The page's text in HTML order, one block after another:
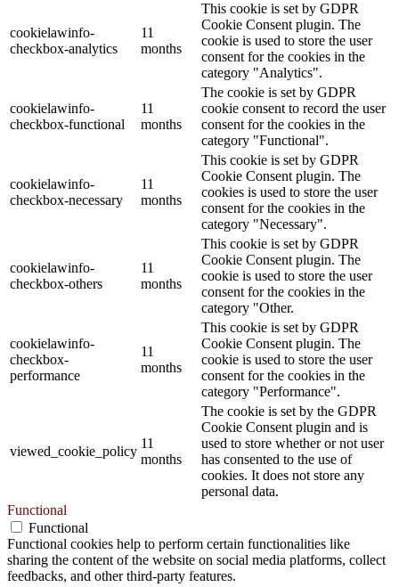
cookielawinfo-
checkbox-analytics
11
months
This cookie is set by GDPR
Cookie Consent plugin. The
cookie is used to store the user
consent for the cookies in the
category "Analytics".
cookielawinfo-
checkbox-functional
11
months
The cookie is set by GDPR
cookie consent to record the user
consent for the cookies in the
category "Functional".
cookielawinfo-
checkbox-necessary
11
months
This cookie is set by GDPR
Cookie Consent plugin. The
cookies is used to store the user
consent for the cookies in the
category "Necessary".
cookielawinfo-
checkbox-others
11
months
This cookie is set by GDPR
Cookie Consent plugin. The
cookie is used to store the user
consent for the cookies in the
category "Other.
cookielawinfo-
checkbox-
performance
11
months
This cookie is set by GDPR
Cookie Consent plugin. The
cookie is used to store the user
consent for the cookies in the
category "Performance".
viewed_cookie_policy
11
months
The cookie is set by the GDPR
Cookie Consent plugin and is
used to store whether or not user
has consented to the use of
cookies. It does not store any
personal data.
Functional
Functional
Functional cookies help to perform certain functionalities like
sharing the content of the website on social media platforms, collect
feedbacks, and other third-party features.